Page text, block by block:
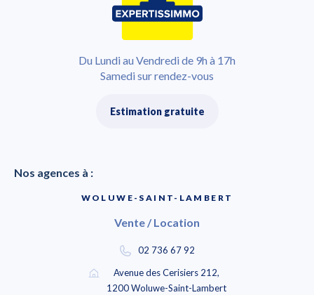
Du Lundi au Vendredi de 9h à 17h
Samedi sur rendez-vous
Estimation gratuite
Nos agences à :
WOLUWE-SAINT-LAMBERT
Vente / Location
02 736 67 92
Avenue des Cerisiers 212,
1200 Woluwe-Saint-Lambert